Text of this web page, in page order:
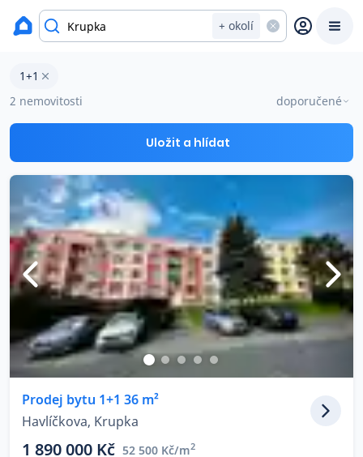
+ okolí
Prodat
Prodej s Reas.cz
Chytrý odhad ceny
Ceny prodaných nemovitostí
Okamžitý výkup
Přehled realitních makléřů
Co říkají naši zákazníci
Blog
okres Teplice
Byty 1+1 na prodej Krupka
1+1
2 nemovitosti
doporučené
Uložit a hlídat
Prodej bytu 1+1 36 m²
Havlíčkova, Krupka
1 890 000 Kč 52 500 Kč/m2